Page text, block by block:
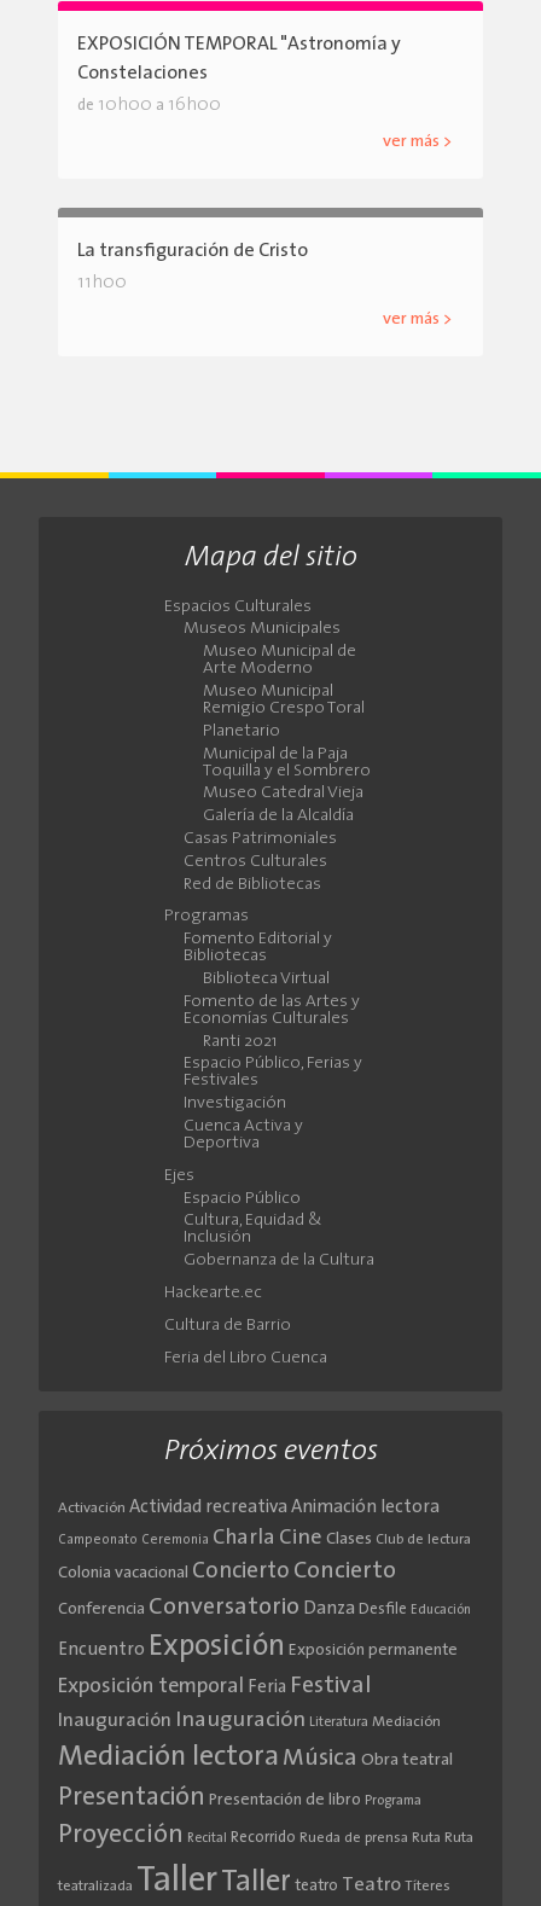
EXPOSICIÓN TEMPORAL "Astronomía y
Constelaciones
de 10h00 a 16h00
ver más >
La transfiguración de Cristo
11h00
ver más >
Mapa del sitio
Espacios Culturales
Museos Municipales
Museo Municipal de
Arte Moderno
Museo Municipal
Remigio Crespo Toral
Planetario
Municipal de la Paja
Toquilla y el Sombrero
Museo Catedral Vieja
Galería de la Alcaldía
Casas Patrimoniales
Centros Culturales
Red de Bibliotecas
Programas
Fomento Editorial y
Bibliotecas
Biblioteca Virtual
Fomento de las Artes y
Economías Culturales
Ranti 2021
Espacio Público, Ferias y
Festivales
Investigación
Cuenca Activa y
Deportiva
Ejes
Espacio Público
Cultura, Equidad &
Inclusión
Gobernanza de la Cultura
Hackearte.ec
Cultura de Barrio
Feria del Libro Cuenca
Próximos eventos
Activación Actividad recreativa Animación lectora
Campeonato Ceremonia Charla Cine Clases Club de lectura
Colonia vacacional Concierto Concierto
Conferencia Conversatorio Danza Desfile Educación
Encuentro Exposición Exposición permanente
Exposición temporal Feria Festival
Inauguración Inauguración Literatura Mediación
Mediación lectora Música Obra teatral
Presentación Presentación de libro Programa
Proyección Recital Recorrido Rueda de prensa Ruta Ruta
teatralizada Taller Taller teatro Teatro Títeres